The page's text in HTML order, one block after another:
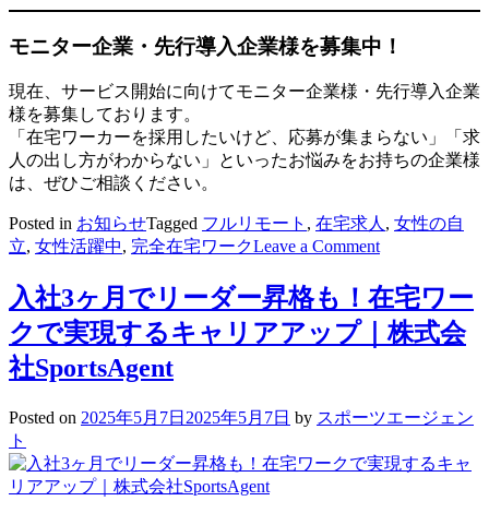
モニター企業・先行導入企業様を募集中！
現在、サービス開始に向けてモニター企業様・先行導入企業
様を募集しております。
「在宅ワーカーを採用したいけど、応募が集まらない」「求
人の出し方がわからない」といったお悩みをお持ちの企業様
は、ぜひご相談ください。
Posted in お知らせTagged フルリモート , 在宅求人 , 女性の自
立, 女性活躍中, 完全在宅ワークLeave a Commenton
宅
ワ
ー
求
に
入社3ヶ月でリーダー昇格も！在宅ワー
クで実現するキャリアアップ｜株式会
社SportsAgent
Posted on 2025年5月7日 2025年5月7日 by スポーツエージェン
ト